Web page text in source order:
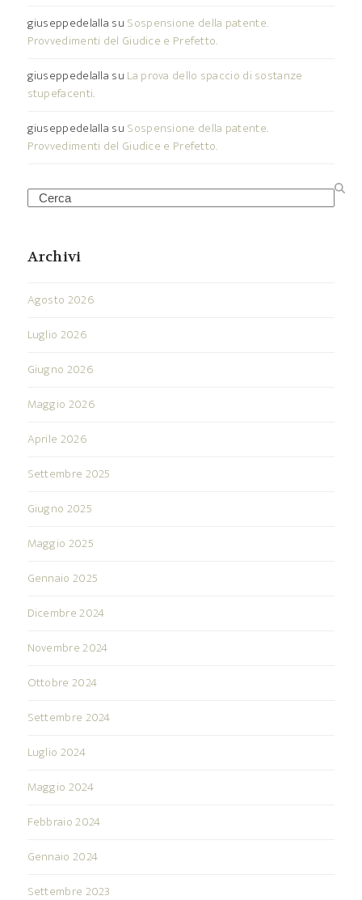
giuseppedelalla su Sospensione della patente.
Provvedimenti del Giudice e Prefetto.
giuseppedelalla su La prova dello spaccio di sostanze
stupefacenti.
giuseppedelalla su Sospensione della patente.
Provvedimenti del Giudice e Prefetto.
Search
Archivi
Agosto 2026
Luglio 2026
Giugno 2026
Maggio 2026
Aprile 2026
Settembre 2025
Giugno 2025
Maggio 2025
Gennaio 2025
Dicembre 2024
Novembre 2024
Ottobre 2024
Settembre 2024
Luglio 2024
Maggio 2024
Febbraio 2024
Gennaio 2024
Settembre 2023